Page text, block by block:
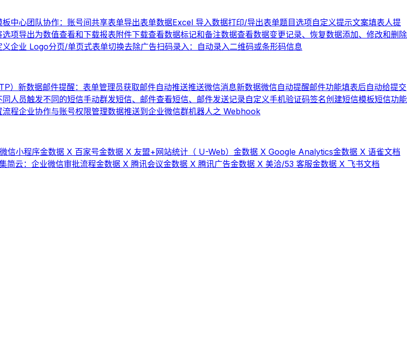
板中心团队协作：账号间共享表单导出表单数据Excel 导入数据打印/导出表单题目选项自定义提示文案填表人提
选项导出为数值查看和下载报表附件下载查看数据标记和备注数据查看数据变更记录、恢复数据添加、修改和删除
义企业 Logo分页/单页式表单切换去除广告扫码录入：自动录入二维码或条形码信息
） 新数据邮件提醒：表单管理员获取邮件自动推送推送微信消息新数据微信自动提醒邮件功能填表后自动给提交
人员触发不同的短信手动群发短信、邮件查看短信、邮件发送记录自定义手机验证码签名创建短信模板短信功能
程企业协作与账号权限管理数据推送到企业微信群机器人之 Webhook
信小程序金数据 X 百家号金数据 X 友盟+网站统计（ U-Web） 金数据 X Google Analytics金数据 X 语雀文档
简云：企业微信审批流程金数据 X 腾讯会议金数据 X 腾讯广告金数据 X 美洽/53 客服金数据 X 飞书文档